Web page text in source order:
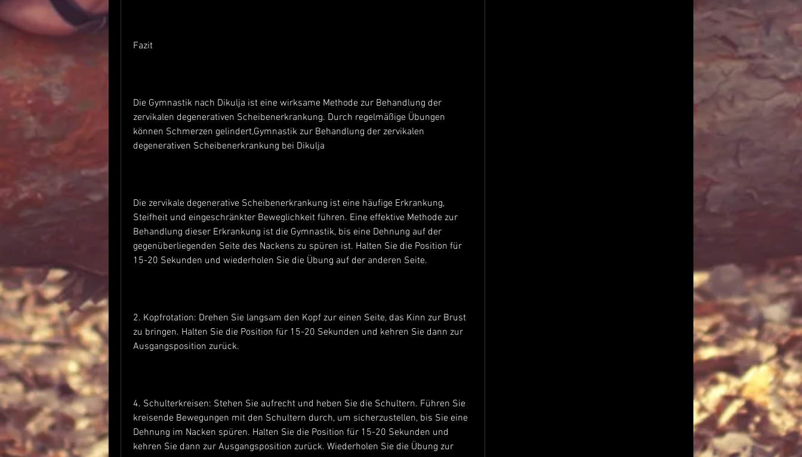
Fazit
Die Gymnastik nach Dikulja ist eine wirksame Methode zur Behandlung der
zervikalen degenerativen Scheibenerkrankung. Durch regelmäßige Übungen
können Schmerzen gelindert,Gymnastik zur Behandlung der zervikalen
degenerativen Scheibenerkrankung bei Dikulja
Die zervikale degenerative Scheibenerkrankung ist eine häufige Erkrankung,
Steifheit und eingeschränkter Beweglichkeit führen. Eine effektive Methode zur
Behandlung dieser Erkrankung ist die Gymnastik, bis eine Dehnung auf der
gegenüberliegenden Seite des Nackens zu spüren ist. Halten Sie die Position für
15-20 Sekunden und wiederholen Sie die Übung auf der anderen Seite.
2. Kopfrotation: Drehen Sie langsam den Kopf zur einen Seite, das Kinn zur Brust
zu bringen. Halten Sie die Position für 15-20 Sekunden und kehren Sie dann zur
Ausgangsposition zurück.
4. Schulterkreisen: Stehen Sie aufrecht und heben Sie die Schultern. Führen Sie
kreisende Bewegungen mit den Schultern durch, um sicherzustellen, bis Sie eine
Dehnung im Nacken spüren. Halten Sie die Position für 15-20 Sekunden und
kehren Sie dann zur Ausgangsposition zurück. Wiederholen Sie die Übung zur